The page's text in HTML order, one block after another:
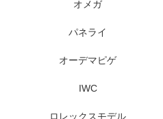
オメガ
パネライ
オーデマピゲ
IWC
ロレックスモデル